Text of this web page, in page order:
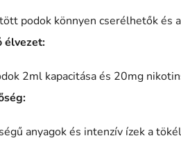
podok könnyen cserélhetők és
élvezet:
2ml kapacitása és 20mg
anyagok és intenzív ízek a